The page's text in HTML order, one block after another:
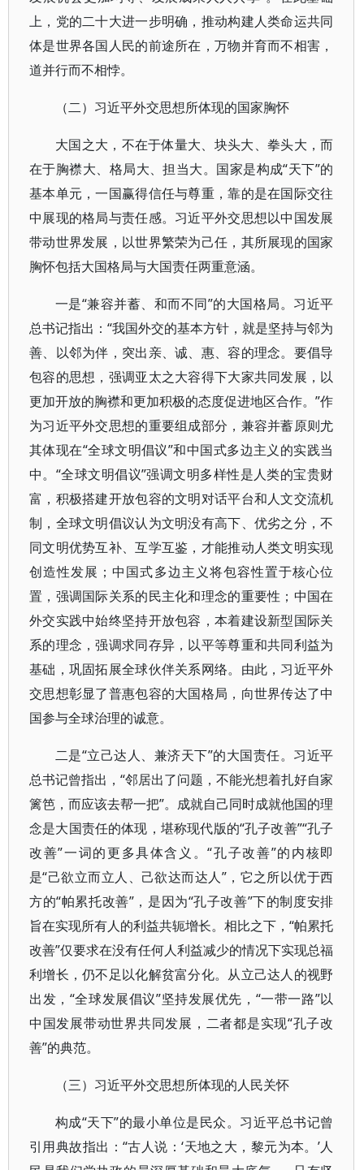
上，党的二十大进一步明确，推动构建人类命运共同
体是世界各国人民的前途所在，万物并育而不相害，
道并行而不相悖。
（二）习近平外交思想所体现的国家胸怀
大国之大，不在于体量大、块头大、拳头大，而
在于胸襟大、格局大、担当大。国家是构成“天下”的
基本单元，一国赢得信任与尊重，靠的是在国际交往
中展现的格局与责任感。习近平外交思想以中国发展
带动世界发展，以世界繁荣为己任，其所展现的国家
胸怀包括大国格局与大国责任两重意涵。
一是“兼容并蓄、和而不同”的大国格局。习近平
总书记指出：“我国外交的基本方针，就是坚持与邻为
善、以邻为伴，突出亲、诚、惠、容的理念。要倡导
包容的思想，强调亚太之大容得下大家共同发展，以
更加开放的胸襟和更加积极的态度促进地区合作。”作
为习近平外交思想的重要组成部分，兼容并蓄原则尤
其体现在“全球文明倡议”和中国式多边主义的实践当
中。“全球文明倡议”强调文明多样性是人类的宝贵财
富，积极搭建开放包容的文明对话平台和人文交流机
制，全球文明倡议认为文明没有高下、优劣之分，不
同文明优势互补、互学互鉴，才能推动人类文明实现
创造性发展；中国式多边主义将包容性置于核心位
置，强调国际关系的民主化和理念的重要性；中国在
外交实践中始终坚持开放包容，本着建设新型国际关
系的理念，强调求同存异，以平等尊重和共同利益为
基础，巩固拓展全球伙伴关系网络。由此，习近平外
交思想彰显了普惠包容的大国格局，向世界传达了中
国参与全球治理的诚意。
二是“立己达人、兼济天下”的大国责任。习近平
总书记曾指出，“邻居出了问题，不能光想着扎好自家
篱笆，而应该去帮一把”。成就自己同时成就他国的理
念是大国责任的体现，堪称现代版的“孔子改善”“孔子
改善”一词的更多具体含义。“孔子改善”的内核即
是“己欲立而立人、己欲达而达人”，它之所以优于西
方的“帕累托改善”，是因为“孔子改善”下的制度安排
旨在实现所有人的利益共轭增长。相比之下，“帕累托
改善”仅要求在没有任何人利益减少的情况下实现总福
利增长，仍不足以化解贫富分化。从立己达人的视野
出发，“全球发展倡议”坚持发展优先，“一带一路”以
中国发展带动世界共同发展，二者都是实现“孔子改
善”的典范。
（三）习近平外交思想所体现的人民关怀
构成“天下”的最小单位是民众。习近平总书记曾
引用典故指出：“古人说：‘天地之大，黎元为本。’人